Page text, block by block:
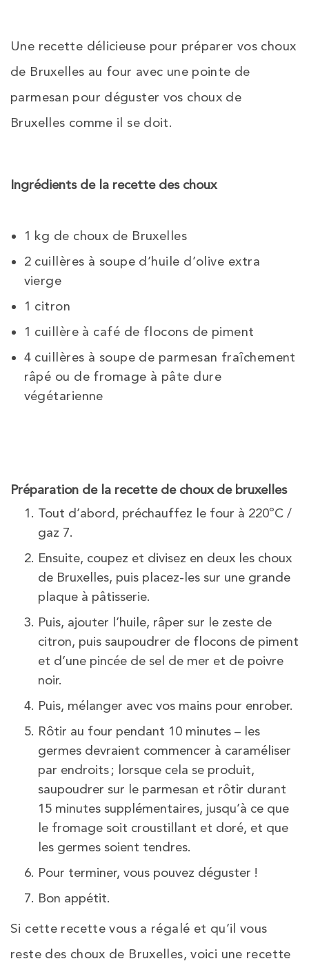
Une recette délicieuse pour préparer vos choux
de Bruxelles au four avec une pointe de
parmesan pour déguster vos choux de
Bruxelles comme il se doit.
Ingrédients de la recette des choux
1 kg de choux de Bruxelles
2 cuillères à soupe d’huile d’olive extra
vierge
1 citron
1 cuillère à café de flocons de piment
4 cuillères à soupe de parmesan fraîchement
râpé ou de fromage à pâte dure
végétarienne
Préparation de la recette de choux de bruxelles
Tout d’abord, préchauffez le four à 220ºC /
gaz 7.
Ensuite, coupez et divisez en deux les choux
de Bruxelles, puis placez-les sur une grande
plaque à pâtisserie.
Puis, ajouter l’huile, râper sur le zeste de
citron, puis saupoudrer de flocons de piment
et d’une pincée de sel de mer et de poivre
noir.
Puis, mélanger avec vos mains pour enrober.
Rôtir au four pendant 10 minutes – les
germes devraient commencer à caraméliser
par endroits ; lorsque cela se produit,
saupoudrer sur le parmesan et rôtir durant
15 minutes supplémentaires, jusqu’à ce que
le fromage soit croustillant et doré, et que
les germes soient tendres.
Pour terminer, vous pouvez déguster !
Bon appétit.
Si cette recette vous a régalé et qu’il vous
reste des choux de Bruxelles, voici une recette